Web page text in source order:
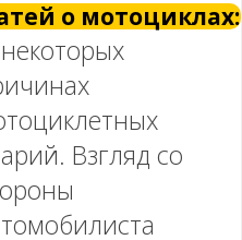
о мотоциклах:
Взгляд со